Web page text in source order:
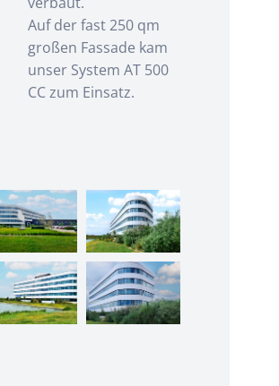
Auf der fast 250 qm
großen Fassade kam
unser System AT 500
CC zum Einsatz.